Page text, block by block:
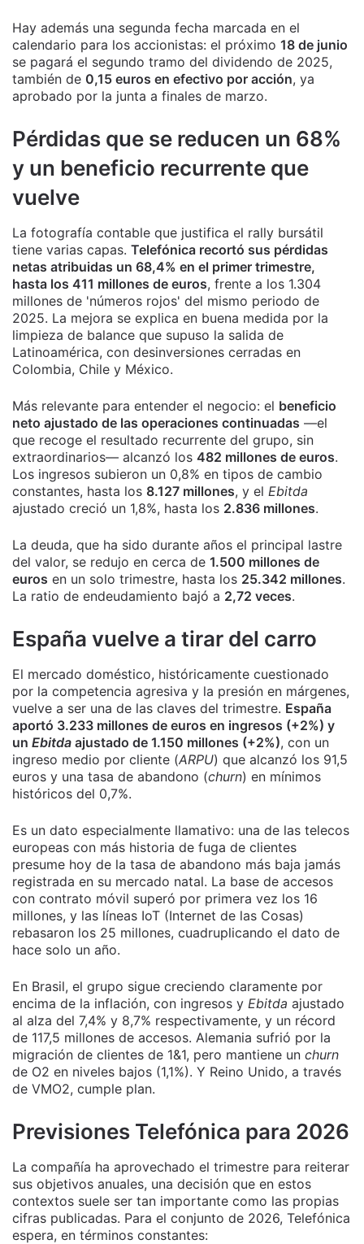
Hay además una segunda fecha marcada en el
calendario para los accionistas: el próximo 18 de junio
se pagará el segundo tramo del dividendo de 2025,
también de 0,15 euros en efectivo por acción, ya
aprobado por la junta a finales de marzo.
Pérdidas que se reducen un 68%
y un beneficio recurrente que
vuelve
La fotografía contable que justifica el rally bursátil
tiene varias capas. Telefónica recortó sus pérdidas
netas atribuidas un 68,4% en el primer trimestre,
hasta los 411 millones de euros, frente a los 1.304
millones de 'números rojos' del mismo periodo de
2025. La mejora se explica en buena medida por la
limpieza de balance que supuso la salida de
Latinoamérica, con desinversiones cerradas en
Colombia, Chile y México.
Más relevante para entender el negocio: el beneficio
neto ajustado de las operaciones continuadas —el
que recoge el resultado recurrente del grupo, sin
extraordinarios— alcanzó los 482 millones de euros.
Los ingresos subieron un 0,8% en tipos de cambio
constantes, hasta los 8.127 millones, y el Ebitda
ajustado creció un 1,8%, hasta los 2.836 millones.
La deuda, que ha sido durante años el principal lastre
del valor, se redujo en cerca de 1.500 millones de
euros en un solo trimestre, hasta los 25.342 millones.
La ratio de endeudamiento bajó a 2,72 veces.
España vuelve a tirar del carro
El mercado doméstico, históricamente cuestionado
por la competencia agresiva y la presión en márgenes,
vuelve a ser una de las claves del trimestre. España
aportó 3.233 millones de euros en ingresos (+2%) y
un Ebitda ajustado de 1.150 millones (+2%), con un
ingreso medio por cliente (ARPU) que alcanzó los 91,5
euros y una tasa de abandono (churn) en mínimos
históricos del 0,7%.
Es un dato especialmente llamativo: una de las telecos
europeas con más historia de fuga de clientes
presume hoy de la tasa de abandono más baja jamás
registrada en su mercado natal. La base de accesos
con contrato móvil superó por primera vez los 16
millones, y las líneas IoT (Internet de las Cosas)
rebasaron los 25 millones, cuadruplicando el dato de
hace solo un año.
En Brasil, el grupo sigue creciendo claramente por
encima de la inflación, con ingresos y Ebitda ajustado
al alza del 7,4% y 8,7% respectivamente, y un récord
de 117,5 millones de accesos. Alemania sufrió por la
migración de clientes de 1&1, pero mantiene un churn
de O2 en niveles bajos (1,1%). Y Reino Unido, a través
de VMO2, cumple plan.
Previsiones Telefónica para 2026
La compañía ha aprovechado el trimestre para reiterar
sus objetivos anuales, una decisión que en estos
contextos suele ser tan importante como las propias
cifras publicadas. Para el conjunto de 2026, Telefónica
espera, en términos constantes: